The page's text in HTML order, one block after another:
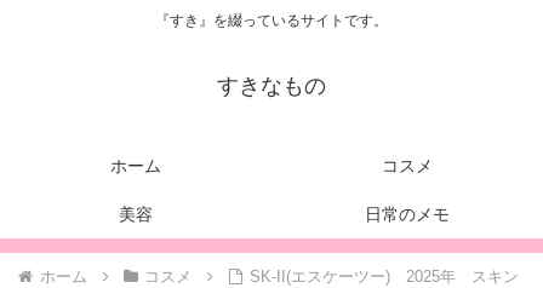
『すき』を綴っているサイトです。
すきなもの
ホーム コスメ
美容 日常のメモ
ホーム コスメ
SK-II(エスケーツー) 2025年 スキン